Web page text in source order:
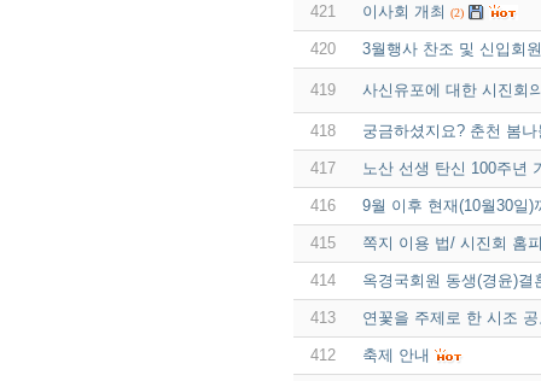
421 이사회 개최 (2)
420 3월행사 찬조 및 신입회
419 사신유포에 대한 시진회
418 궁금하셨지요? 춘천 봄
417 노산 선생 탄신 100주년
416 9월 이후 현재(10월30일
415 쪽지 이용 법/ 시진회 홈
414 옥경국회원 동생(경윤)결
413 연꽃을 주제로 한 시조 공
412 축제 안내